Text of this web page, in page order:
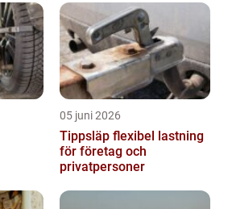
05 juni 2026
Tippsläp flexibel lastning
för företag och
privatpersoner